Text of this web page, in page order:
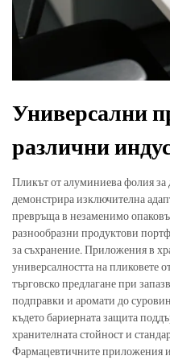
Универсални
различни
Пликът от алуминиева фолия за
демонстрира изключителна
превръща в незаменимо
разнообразни продуктови
за съхранение. Приложения в
универсалността на пликовете
търговско предлагане при
подправки и аромати до
където бариерната защита
хранителната стойност и
Фармацевтичните приложения